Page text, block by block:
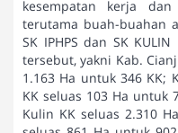
kesempatan kerja
terutama buah-buahan
SK IPHPS dan SK
tersebut, yakni Kab.
1.163 Ha untuk 346 KK;
KK seluas 103 Ha untuk
Kulin KK seluas 2.310